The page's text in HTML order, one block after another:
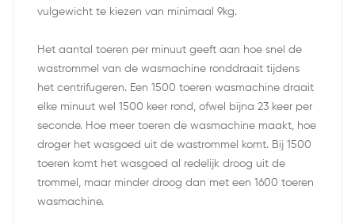
vulgewicht te kiezen van minimaal 9kg.
Het aantal toeren per minuut geeft aan hoe snel de
wastrommel van de wasmachine ronddraait tijdens
het centrifugeren. Een 1500 toeren wasmachine draait
elke minuut wel 1500 keer rond, ofwel bijna 23 keer per
seconde. Hoe meer toeren de wasmachine maakt, hoe
droger het wasgoed uit de wastrommel komt. Bij 1500
toeren komt het wasgoed al redelijk droog uit de
trommel, maar minder droog dan met een 1600 toeren
wasmachine.